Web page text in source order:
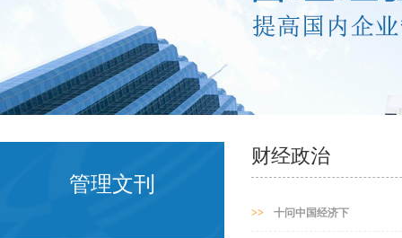
管理文刊
财经政治
>> 十问中国经济下